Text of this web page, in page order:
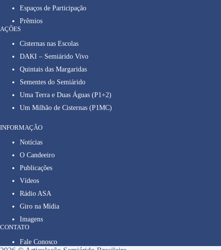
Espaços de Participação
Prêmios
AÇÕES
Cisternas nas Escolas
DAKI – Semiárido Vivo
Quintais das Margaridas
Sementes do Semiárido
Uma Terra e Duas Águas (P1+2)
Um Milhão de Cisternas (P1MC)
INFORMAÇÃO
Notícias
O Candeeiro
Publicações
Vídeos
Rádio ASA
Giro na Mídia
Imagens
CONTATO
Fale Conosco